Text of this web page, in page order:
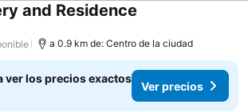
and Residence
a 0.9 km de: Centro de la ciudad
ver los precios exactos
Ver precios